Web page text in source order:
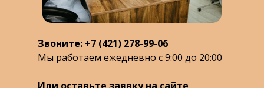
Звоните: +7 (421) 278-99-06
Мы работаем ежедневно с 9:00 до 20:00